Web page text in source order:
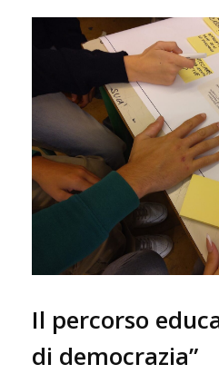
Il percorso
di democrazia”